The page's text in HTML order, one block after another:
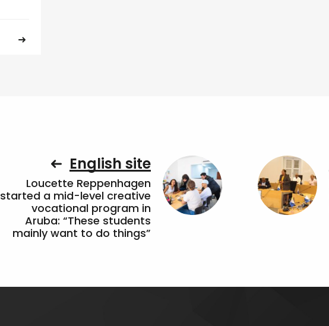
English site
Loucette Reppenhagen
started a mid-level creative
vocational program in
Aruba: “These students
mainly want to do things”